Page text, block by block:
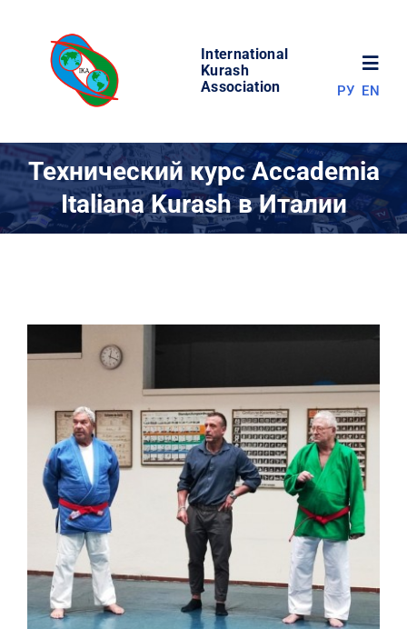
content
International
Kurash
Association
МИР КУРАША
КОНТАКТЫ
РУ EN
Технический курс Accademia
Italiana Kurash в Италии